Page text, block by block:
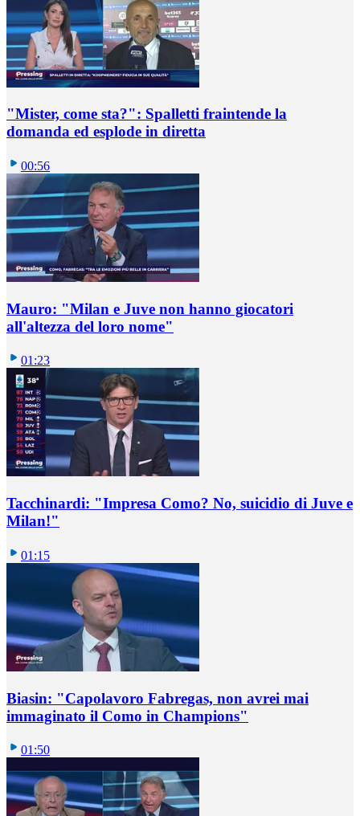
"Mister, come sta?": Spalletti fraintende la
domanda ed esplode in diretta
00:56
Mauro: "Milan e Juve non hanno giocatori
all'altezza del loro nome"
01:23
Tacchinardi: "Impresa Como? No, suicidio di Juve e
Milan!"
01:15
Biasin: "Capolavoro Fabregas, non avrei mai
immaginato il Como in Champions"
01:50